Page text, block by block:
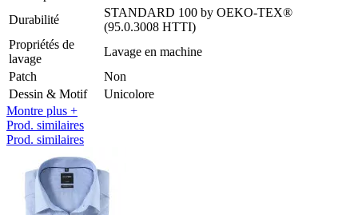
Durabilité
STANDARD 100 by OEKO-TEX®
(95.0.3008 HTTI)
Propriétés de
lavage
Lavage en machine
Patch
Non
Dessin & Motif
Unicolore
Montre plus +
Prod. similaires
Prod. similaires